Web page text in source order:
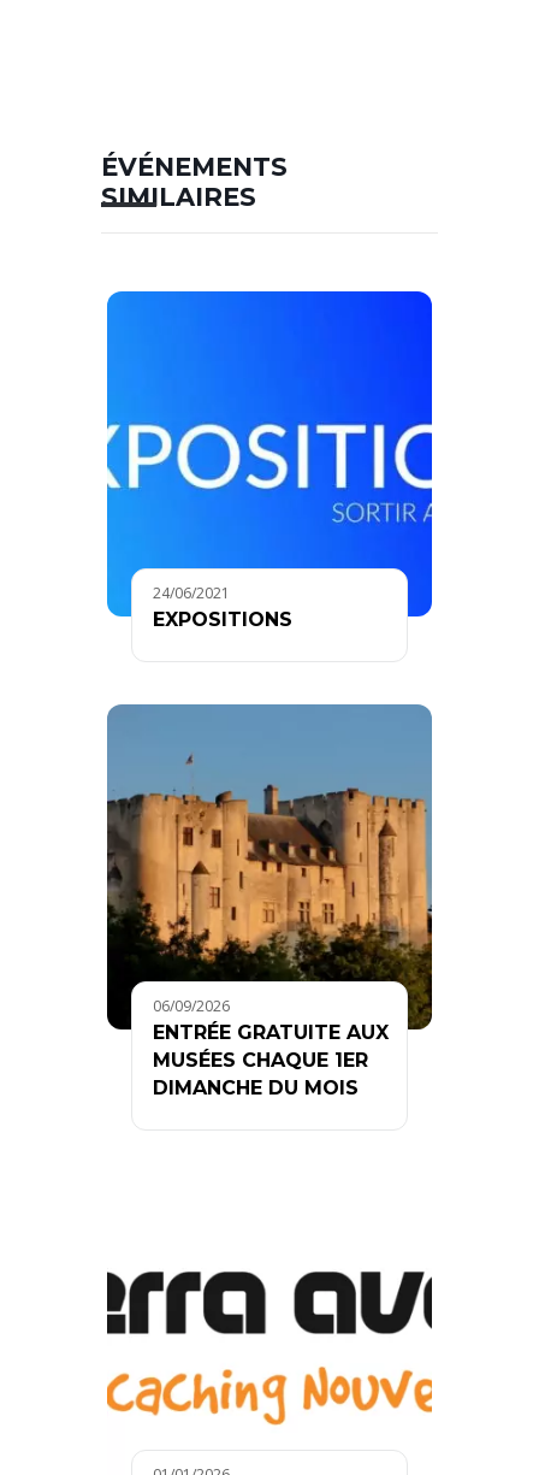
ÉVÉNEMENTS
SIMILAIRES
24/06/2021
EXPOSITIONS
06/09/2026
ENTRÉE GRATUITE AUX
MUSÉES CHAQUE 1ER
DIMANCHE DU MOIS